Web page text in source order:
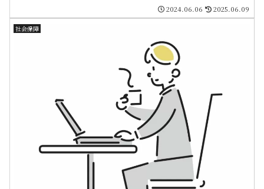
2024.06.06 2025.06.09
社会保障